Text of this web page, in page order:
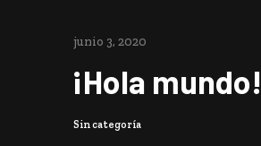
junio 3, 2020
¡Hola mundo!
Sin categoría